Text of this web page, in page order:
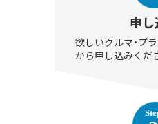
申
欲しいクルマ・プ
から申し込みくだ